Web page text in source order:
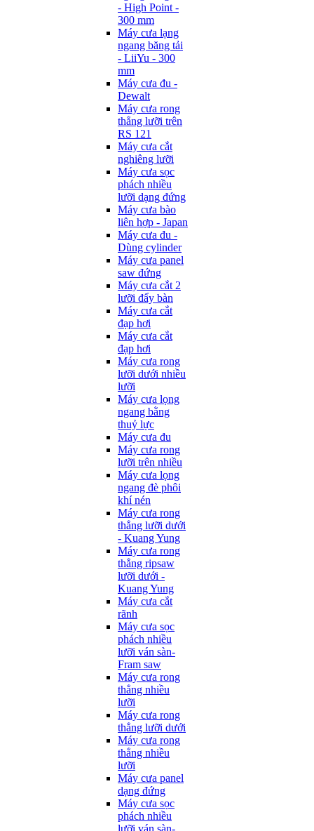
- High Point -
300 mm
Máy cưa lạng
ngang băng tải
- LiiYu - 300
mm
Máy cưa đu -
Dewalt
Máy cưa rong
thẳng lưỡi trên
RS 121
Máy cưa cắt
nghiêng lưỡi
Máy cưa sọc
phách nhiều
lưỡi dạng đứng
Máy cưa bào
liên hợp - Japan
Máy cưa đu -
Dùng cylinder
Máy cưa panel
saw đứng
Máy cưa cắt 2
lưỡi đẩy bàn
Máy cưa cắt
đạp hơi
Máy cưa cắt
đạp hơi
Máy cưa rong
lưỡi dưới nhiều
lưỡi
Máy cưa lọng
ngang bằng
thuỷ lực
Máy cưa đu
Máy cưa rong
lưỡi trên nhiều
Máy cưa lọng
ngang đè phôi
khí nén
Máy cưa rong
thẳng lưỡi dưới
- Kuang Yung
Máy cưa rong
thẳng ripsaw
lưỡi dưới -
Kuang Yung
Máy cưa cắt
rãnh
Máy cưa sọc
phách nhiều
lưỡi ván sàn-
Fram saw
Máy cưa rong
thẳng nhiều
lưỡi
Máy cưa rong
thẳng lưỡi dưới
Máy cưa rong
thẳng nhiều
lưỡi
Máy cưa panel
dạng đứng
Máy cưa sọc
phách nhiều
lưỡi ván sàn-